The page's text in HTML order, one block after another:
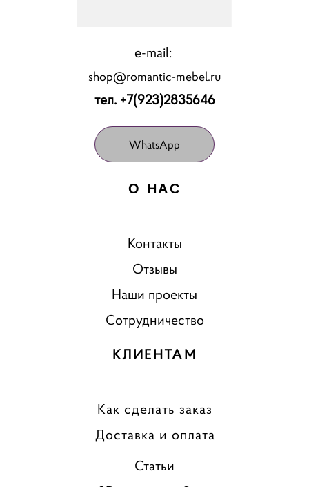
e-mail:
shop@romantic-mebel.ru
тел. +7(923)2835646
WhatsApp
О НАС
Контакты
Отзывы
Наши проекты
Сотрудничество
КЛИЕНТАМ
Как сделать заказ
Доставка и оплата
Статьи